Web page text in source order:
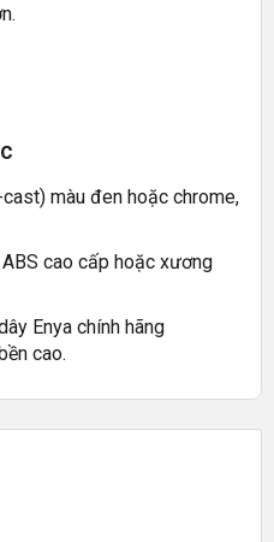
màu đen hoặc chrome,
cao cấp hoặc xương
Enya chính hãng
cao.